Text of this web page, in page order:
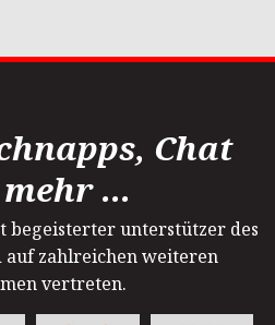
Chat
...
begeisterter unterstützer des
auf zahlreichen weiteren
vertreten.